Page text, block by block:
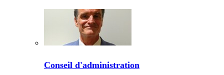
Conseil d'administration